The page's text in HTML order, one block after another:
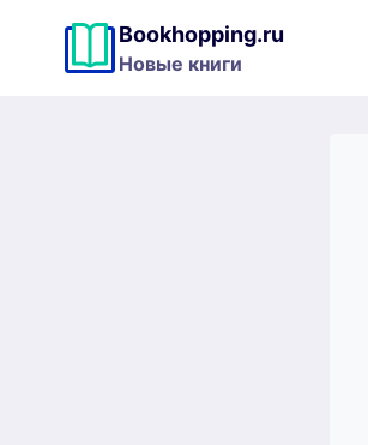
содержимому
Bookhopping.ru
Новые книги